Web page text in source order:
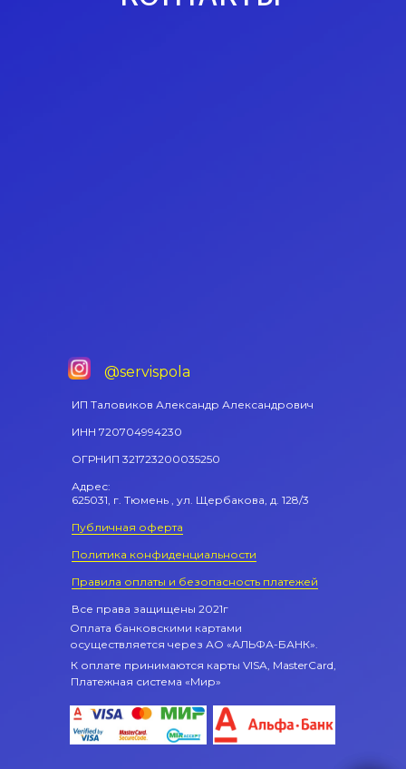
ИП Таловиков Александр Александрович
ИНН 720704994230
ОГРНИП 321723200035250
Адрес:
625031, г. Тюмень , ул. Щербакова, д. 128/3
Публичная оферта
Политика конфиденциальности
Правила оплаты и безопасность платежей
Все права защищены 2021г
@servispola
Оплата банковскими картами
осуществляется через АО «АЛЬФА-БАНК».
К оплате принимаются карты VISA, MasterCard,
Платежная система «Мир»